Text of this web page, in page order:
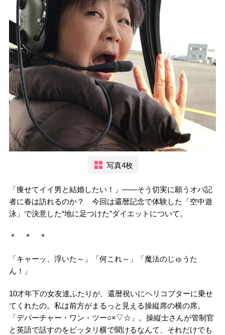
写真4枚
「痩せてイイ男と結婚したい！」――そう切実に願うオバ記
者に春は訪れるのか？ 今回は還暦記念で体験した「空中遊
泳」で決意した“地に足つけた”ダイエットについて。
＊ ＊ ＊
「キャーッ、浮いた～」「何これ～」「魔法のじゅうた
ん！」
10才年下の女友達ふたりが、還暦祝いにヘリコプターに乗せ
てくれたの。私は前方がまるっと見える操縦席の横の席。
「デパーチャー・ワン・ツー○×▽☆」。操縦士さんが管制官
と英語で話すのをピッタリ横で聞けるなんて、それだけでも